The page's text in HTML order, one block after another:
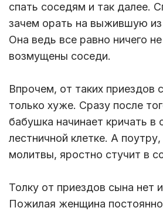
спать соседям и так далее.
зачем орать на выжившую
Она ведь все равно ничего
возмущены соседи.
Впрочем, от таких приездов
только хуже. Сразу после
бабушка начинает кричать в
лестничной клетке. А
молитвы, яростно стучит в
Толку от приездов сына нет
Пожилая женщина